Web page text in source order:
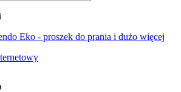
Eko - proszek do prania i dużo więcej